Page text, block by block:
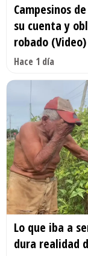
Campesinos
su cuenta y
robado (Video)
Hace 1 día
Lo que iba a
dura realidad